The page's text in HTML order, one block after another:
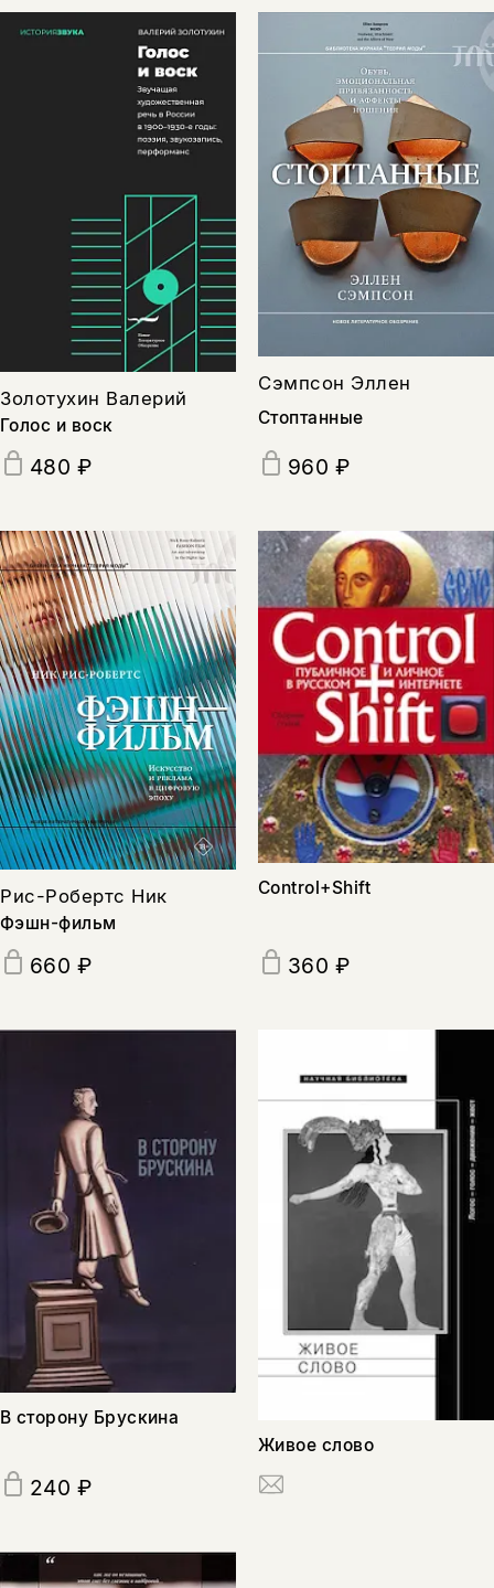
Золотухин Валерий
Голос и воск
480 ₽
Сэмпсон Эллен
Стоптанные
960 ₽
Рис-Робертс Ник
Фэшн-фильм
660 ₽
Control+Shift
360 ₽
В сторону Брускина
240 ₽
Живое слово